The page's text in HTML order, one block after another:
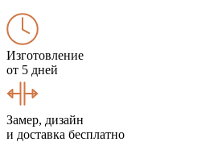
Изготовление
от 5 дней
Замер, дизайн
и доставка бесплатно